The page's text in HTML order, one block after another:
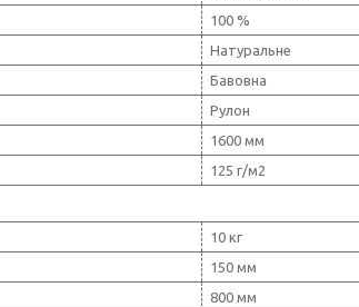
100 %
Натуральне
Бавовна
Рулон
1600 мм
125 г/м2
10 кг
150 мм
800 мм